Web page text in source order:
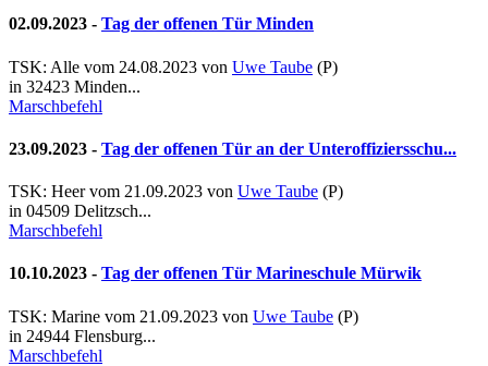
02.09.2023 - Tag der offenen Tür Minden
TSK: Alle vom 24.08.2023 von Uwe Taube (P)
in 32423 Minden...
Marschbefehl
23.09.2023 - Tag der offenen Tür an der Unteroffiziersschu...
TSK: Heer vom 21.09.2023 von Uwe Taube (P)
in 04509 Delitzsch...
Marschbefehl
10.10.2023 - Tag der offenen Tür Marineschule Mürwik
TSK: Marine vom 21.09.2023 von Uwe Taube (P)
in 24944 Flensburg...
Marschbefehl